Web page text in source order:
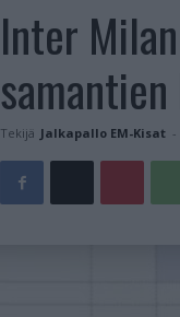
Inter
Tekijä Jalkapallo EM-Kisat -